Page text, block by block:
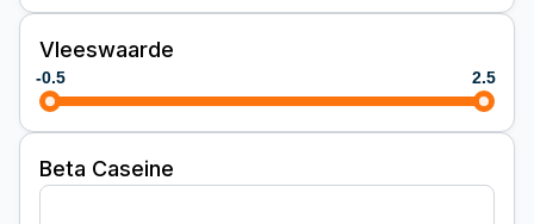
Vleeswaarde
-0.5 2.5
Beta Caseine